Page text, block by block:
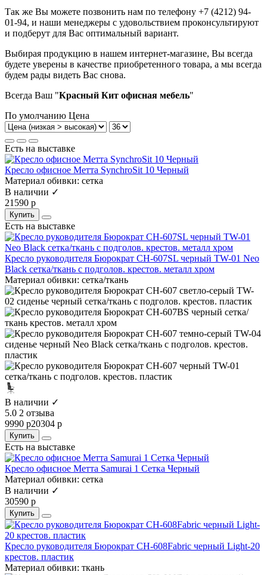
Так же Вы можете позвонить нам по телефону +7 (4212) 94-
01-94, и наши менеджеры с удовольствием проконсультируют
и подберут для Вас оптимальный вариант.
Выбирая продукцию в нашем интернет-магазине, Вы всегда
будете уверены в качестве приобретенного товара, а мы всегда
будем рады видеть Вас снова.
Всегда Ваш "Красный Кит офисная мебель"
По умолчанию Цена
Есть на выставке
Кресло офисное Метта SynchroSit 10 Черный
Материал обивки: сетка
В наличии ✓
21590 р
Купить
Есть на выставке
Кресло руководителя Бюрократ CH-607SL черный TW-01 Neo
Black сетка/ткань с подголов. крестов. металл хром
Материал обивки: сетка/ткань
В наличии ✓
5.0 2 отзыва
9990 р20304 р
Купить
Есть на выставке
Кресло офисное Метта Samurai 1 Сетка Черный
Материал обивки: сетка
В наличии ✓
30590 р
Купить
Кресло руководителя Бюрократ CH-608Fabric черный Light-20
крестов. пластик
Материал обивки: ткань